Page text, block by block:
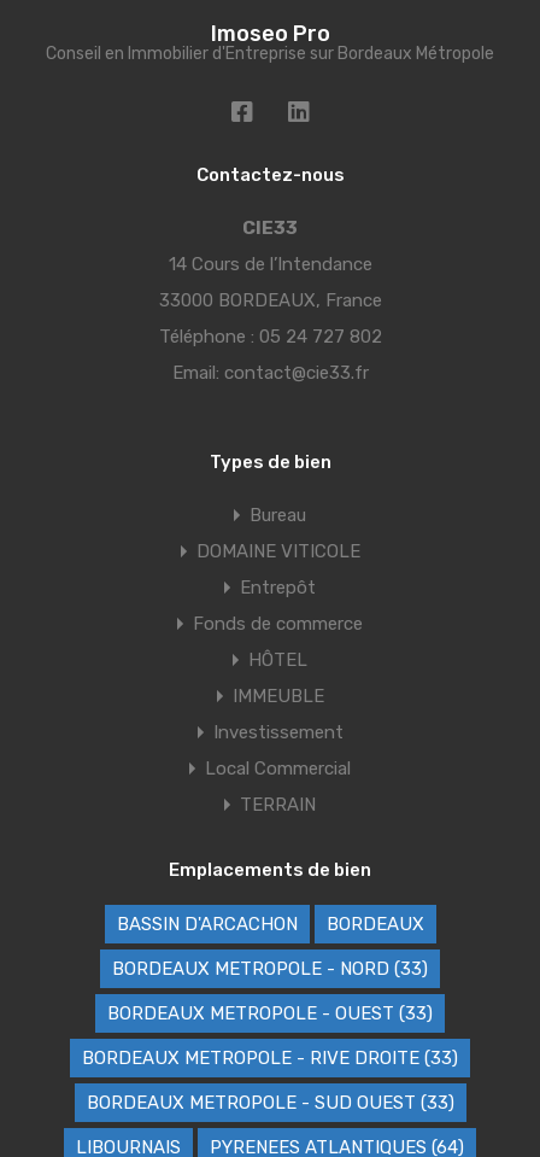
Imoseo Pro
Conseil en Immobilier d'Entreprise sur Bordeaux Métropole
Contactez-nous
CIE33
14 Cours de l’Intendance
33000 BORDEAUX, France
Téléphone : 05 24 727 802
Email: contact@cie33.fr
Types de bien
Bureau
DOMAINE VITICOLE
Entrepôt
Fonds de commerce
HÔTEL
IMMEUBLE
Investissement
Local Commercial
TERRAIN
Emplacements de bien
BASSIN D'ARCACHON BORDEAUX
BORDEAUX METROPOLE - NORD (33)
BORDEAUX METROPOLE - OUEST (33)
BORDEAUX METROPOLE - RIVE DROITE (33)
BORDEAUX METROPOLE - SUD OUEST (33)
LIBOURNAIS PYRENEES ATLANTIQUES (64)